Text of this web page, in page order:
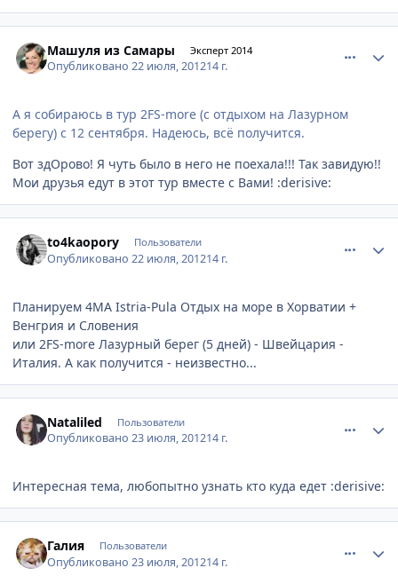
Машуля из Самары Эксперт 2014
Опубликовано22 июля, 201214 г.
А я собираюсь в тур 2FS-more (с отдыхом на Лазурном
берегу) с 12 сентября. Надеюсь, всё получится.
Вот здОрово! Я чуть было в него не поехала!!! Так завидую!!
Мои друзья едут в этот тур вместе с Вами! :derisive:
to4kaopory Пользователи
Опубликовано22 июля, 201214 г.
Планируем 4MA Istria-Pula Отдых на море в Хорватии +
Венгрия и Словения
или 2FS-more Лазурный берег (5 дней) - Швейцария -
Италия. А как получится - неизвестно...
Nataliled Пользователи
Опубликовано23 июля, 201214 г.
Интересная тема, любопытно узнать кто куда едет :derisive:
Галия Пользователи
Опубликовано23 июля, 201214 г.